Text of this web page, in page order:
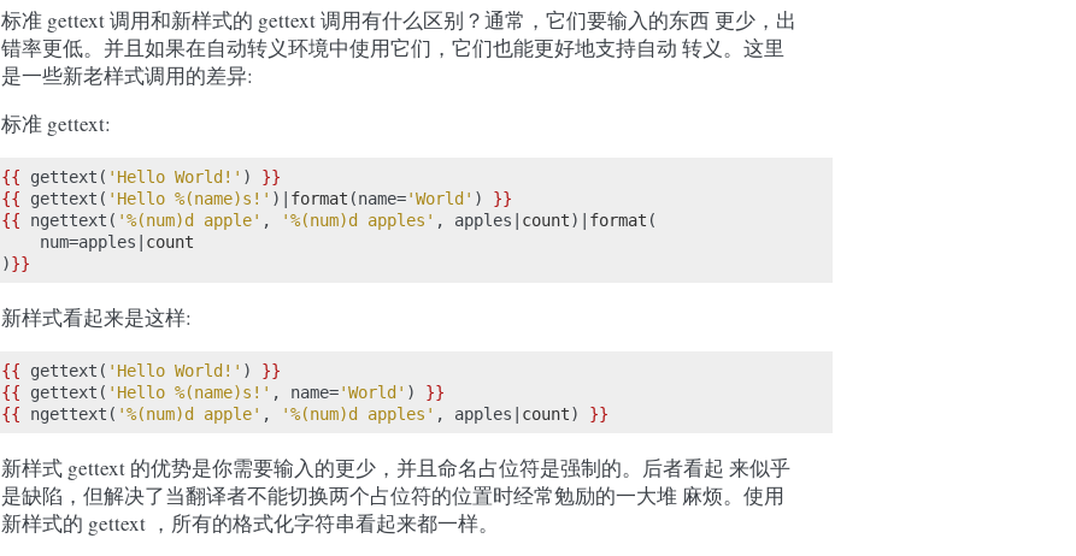
标准 gettext 调用和新样式的 gettext 调用有什么区别？通常，它们要输入的东西 更少，出
错率更低。并且如果在自动转义环境中使用它们，它们也能更好地支持自动 转义。这里
是一些新老样式调用的差异:
标准 gettext:
{{ gettext ( 'Hello World!' )
}}
{{
gettext ( 'Hello %(name)s!' )| format (name='World' )
}}
{{
ngettext ( '%(num)d apple' , '%(num)d apples' , apples count)| format (
num=apples
count
)}}
新样式看起来是这样:
{{ gettext ( 'Hello World!' )
}}
{{
gettext ( 'Hello %(name)s!' , name='World' )
}}
{{
ngettext ( '%(num)d apple' , '%(num)d apples' , apples count) }}
新样式 gettext 的优势是你需要输入的更少，并且命名占位符是强制的。后者看起 来似乎
是缺陷，但解决了当翻译者不能切换两个占位符的位置时经常勉励的一大堆 麻烦。使用
新样式的 gettext ，所有的格式化字符串看起来都一样。